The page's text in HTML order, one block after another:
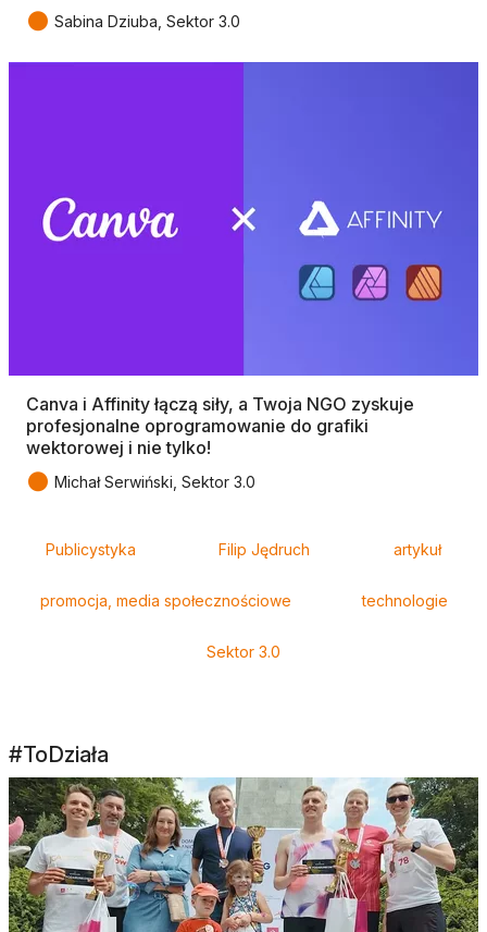
● Sabina Dziuba, Sektor 3.0
Canva i Affinity łączą siły, a Twoja NGO zyskuje
profesjonalne oprogramowanie do grafiki
wektorowej i nie tylko!
● Michał Serwiński, Sektor 3.0
Publicystyka Filip Jędruch artykuł
promocja, media społecznościowe technologie
Sektor 3.0
#ToDziała